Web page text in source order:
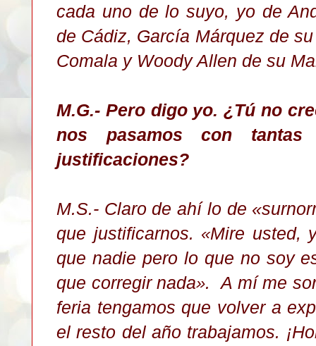
cada uno de lo suyo, yo de
de Cádiz, García Márquez de
Comala y Woody Allen de su
M.G.- Pero digo yo. ¿Tú no
nos pasamos con tantas
justificaciones?
M.S.- Claro de ahí lo de
que justificarnos. «Mire usted,
que nadie pero lo que no soy
que corregirnada». A mí me
feria tengamos que volver a
el resto del año trabajamos.